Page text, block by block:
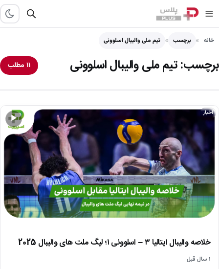
خانه برچسب تیم ملی والیبال اسلوونی
برچسب:تیم ملی والیبال اسلوونی ۱۱ مطلب
▶
اخبار
خلاصه والیبال ایتالیا ۳ – اسلوونی ۱؛ لیگ ملت های والیبال 2025
۱ سال قبل